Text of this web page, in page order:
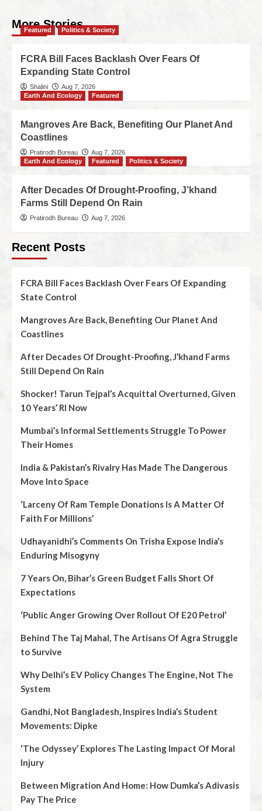
More Stories
Featured Politics & Society
FCRA Bill Faces Backlash Over Fears Of
Expanding State Control
Shalini
Aug 7, 2026
Earth And Ecology
Featured
Mangroves Are Back, Benefiting Our Planet And
Coastlines
Pratirodh Bureau
Aug 7, 2026
Earth And Ecology
Featured Politics & Society
After Decades Of Drought-Proofing, J’khand
Farms Still Depend On Rain
Pratirodh Bureau Aug 7, 2026
Recent Posts
FCRA Bill Faces Backlash Over Fears Of Expanding
State Control
Mangroves Are Back, Benefiting Our Planet And
Coastlines
After Decades Of Drought-Proofing, J’khand Farms
Still Depend On Rain
Shocker! Tarun Tejpal’s Acquittal Overturned, Given
10 Years’ RI Now
Mumbai’s Informal Settlements Struggle To Power
Their Homes
India & Pakistan’s Rivalry Has Made The Dangerous
Move Into Space
‘Larceny Of Ram Temple Donations Is A Matter Of
Faith For Millions’
Udhayanidhi’s Comments On Trisha Expose India’s
Enduring Misogyny
7 Years On, Bihar’s Green Budget Falls Short Of
Expectations
‘Public Anger Growing Over Rollout Of E20 Petrol’
Behind The Taj Mahal, The Artisans Of Agra Struggle
to Survive
Why Delhi’s EV Policy Changes The Engine, Not The
System
Gandhi, Not Bangladesh, Inspires India’s Student
Movements: Dipke
‘The Odyssey’ Explores The Lasting Impact Of Moral
Injury
Between Migration And Home: How Dumka’s Adivasis
Pay The Price